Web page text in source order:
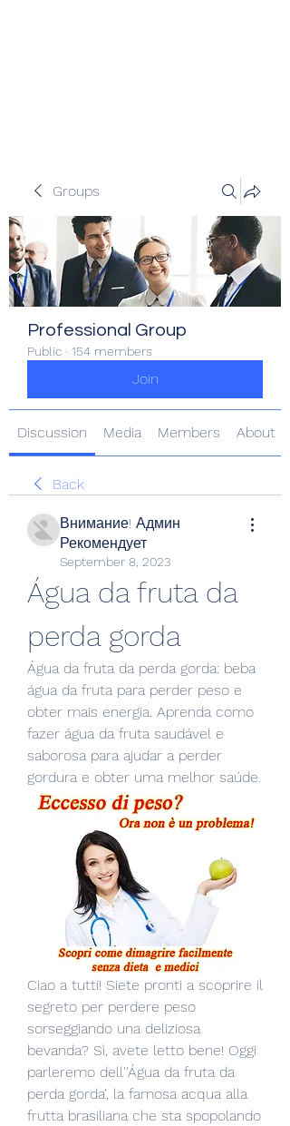
Groups
Professional Group
Public · 154 members
Join
Discussion Media Members About
Back
Внимание! Админ
Рекомендует
September 8, 2023
Água da fruta da
perda gorda
Água da fruta da perda gorda: beba
água da fruta para perder peso e
obter mais energia. Aprenda como
fazer água da fruta saudável e
saborosa para ajudar a perder
gordura e obter uma melhor saúde.
Ciao a tutti! Siete pronti a scoprire il
segreto per perdere peso
sorseggiando una deliziosa
bevanda? Sì, avete letto bene! Oggi
parleremo dell''Água da fruta da
perda gorda', la famosa acqua alla
frutta brasiliana che sta spopolando